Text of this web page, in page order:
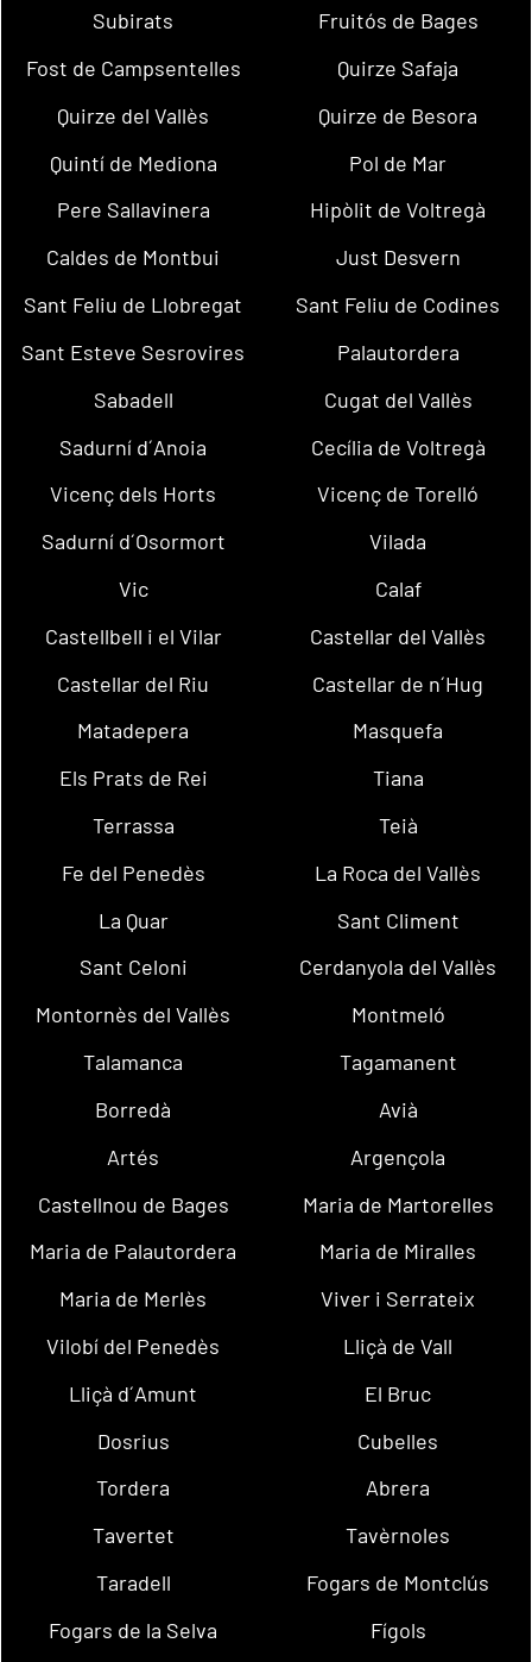
Subirats
Fruitós de Bages
Fost de Campsentelles
Quirze Safaja
Quirze del Vallès
Quirze de Besora
Quintí de Mediona
Pol de Mar
Pere Sallavinera
Hipòlit de Voltregà
Caldes de Montbui
Just Desvern
Sant Feliu de Llobregat
Sant Feliu de Codines
Sant Esteve Sesrovires
Palautordera
Sabadell
Cugat del Vallès
Sadurní d´Anoia
Cecília de Voltregà
Vicenç dels Horts
Vicenç de Torelló
Sadurní d´Osormort
Vilada
Vic
Calaf
Castellbell i el Vilar
Castellar del Vallès
Castellar del Riu
Castellar de n´Hug
Matadepera
Masquefa
Els Prats de Rei
Tiana
Terrassa
Teià
Fe del Penedès
La Roca del Vallès
La Quar
Sant Climent
Sant Celoni
Cerdanyola del Vallès
Montornès del Vallès
Montmeló
Talamanca
Tagamanent
Borredà
Avià
Artés
Argençola
Castellnou de Bages
Maria de Martorelles
Maria de Palautordera
Maria de Miralles
Maria de Merlès
Viver i Serrateix
Vilobí del Penedès
Lliçà de Vall
Lliçà d´Amunt
El Bruc
Dosrius
Cubelles
Tordera
Abrera
Tavertet
Tavèrnoles
Taradell
Fogars de Montclús
Fogars de la Selva
Fígols